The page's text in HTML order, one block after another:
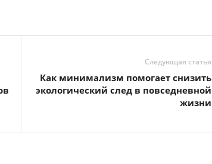
Следующая статья
Как минимализм помогает снизить
экологический след в повседневной
жизни